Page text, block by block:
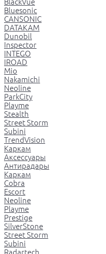
BlackVue
Bluesonic
CANSONIC
DATAKAM
Dunobil
Inspector
INTEGO
IROAD
Mio
Nakamichi
Neoline
ParkCity
Playme
Stealth
Street Storm
Subini
TrendVision
Каркам
Аксессуары
Антирадары
Каркам
Cobra
Escort
Neoline
Playme
Prestige
SilverStone
Street Storm
Subini